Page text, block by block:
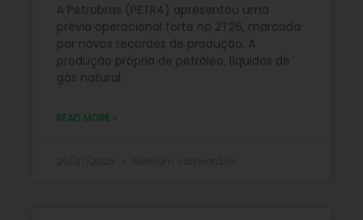
A Petrobras (PETR4) apresentou uma
prévia operacional forte no 2T26, marcada
por novos recordes de produção. A
produção própria de petróleo, líquidos de
gás natural
READ MORE »